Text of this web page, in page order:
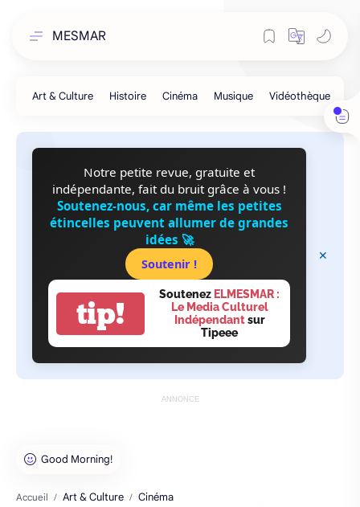
MESMAR
Notre petite revue, gratuite et
indépendante, fait du bruit grâce à vous !
Soutenez-nous, car même les petites
étincelles peuvent allumer de grandes
idées 🚀
Soutenir !
tip!
Soutenez ELMESMAR :
Le Media Culturel
Indépendantsur
Tipeee
ANNONCE
Accueil Art & Culture Cinéma